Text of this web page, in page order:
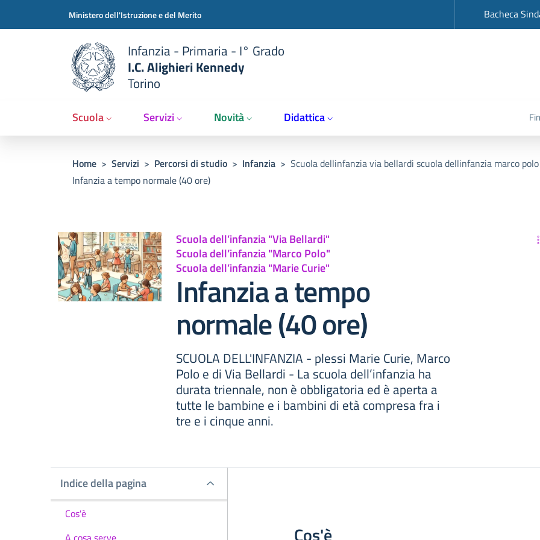
Ministero dell'Istruzione e del MeritoSlim top Bacheca
Infanzia - Primaria - I° Grado
I.C. Alighieri Kennedy
Torino
Scuola Servizi Novità Didattica
Briciole di pane
Home > Servizi > Percorsi di studio > Infanzia > Scuola dellinfanzia via bellardi scuola dellinfanzia marco
Infanzia a tempo normale (40 ore)
Scuola dell’infanzia "Via Bellardi"
Scuola dell’infanzia "Marco Polo"
Scuola dell’infanzia "Marie Curie"
Infanzia a tempo
normale (40 ore)
SCUOLA DELL'INFANZIA - plessi Marie Curie, Marco
Polo e di Via Bellardi - La scuola dell’infanzia ha
durata triennale, non è obbligatoria ed è aperta a
tutte le bambine e i bambini di età compresa fra i
tre e i cinque anni.
Indice della pagina
Indice della pagina
Cos'è